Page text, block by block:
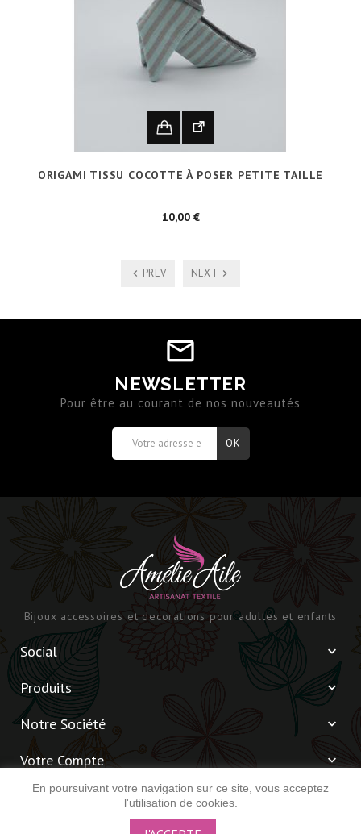
ORIGAMI TISSU COCOTTE À POSER PETITE TAILLE
10,00 €Prix
PREV NEXT
NEWSLETTER
Pour être au courant de nos nouveautés
Bijoux accessoires et decorations pour adultes et enfants
Social 
Produits 
Notre Société 
Votre Compte 
Informations 
En poursuivant votre navigation sur ce site, vous acceptez
l'utilisation de cookies.